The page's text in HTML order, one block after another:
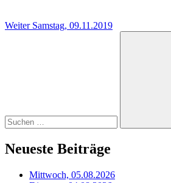
Weiter Samstag, 09.11.2019
Neueste Beiträge
Mittwoch, 05.08.2026